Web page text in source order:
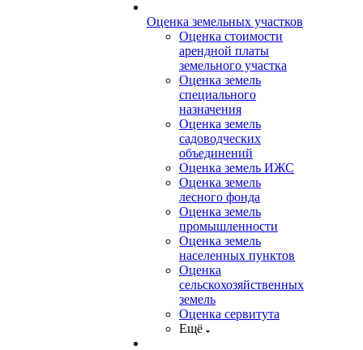
Оценка земельных участков
Оценка стоимости
арендной платы
земельного участка
Оценка земель
специального
назначения
Оценка земель
садоводческих
объединений
Оценка земель ИЖС
Оценка земель
лесного фонда
Оценка земель
промышленности
Оценка земель
населенных пунктов
Оценка
сельскохозяйственных
земель
Оценка сервитута
Ещё